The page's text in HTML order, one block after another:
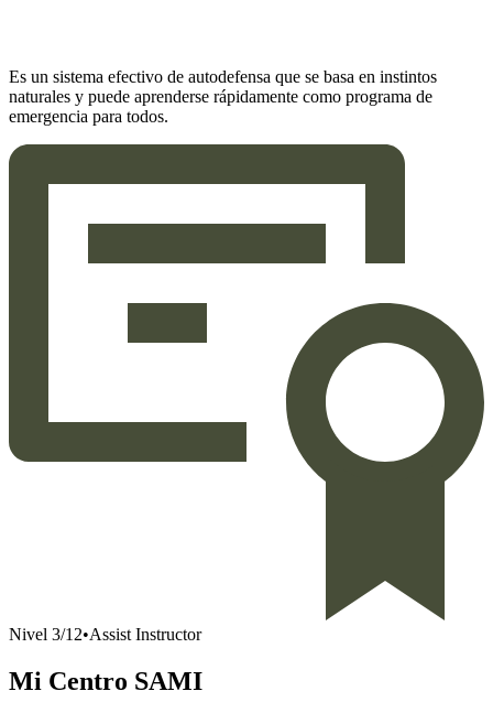
Es un sistema efectivo de autodefensa que se basa en instintos
naturales y puede aprenderse rápidamente como programa de
emergencia para todos.
Nivel 3/12•Assist Instructor
Mi Centro SAMI